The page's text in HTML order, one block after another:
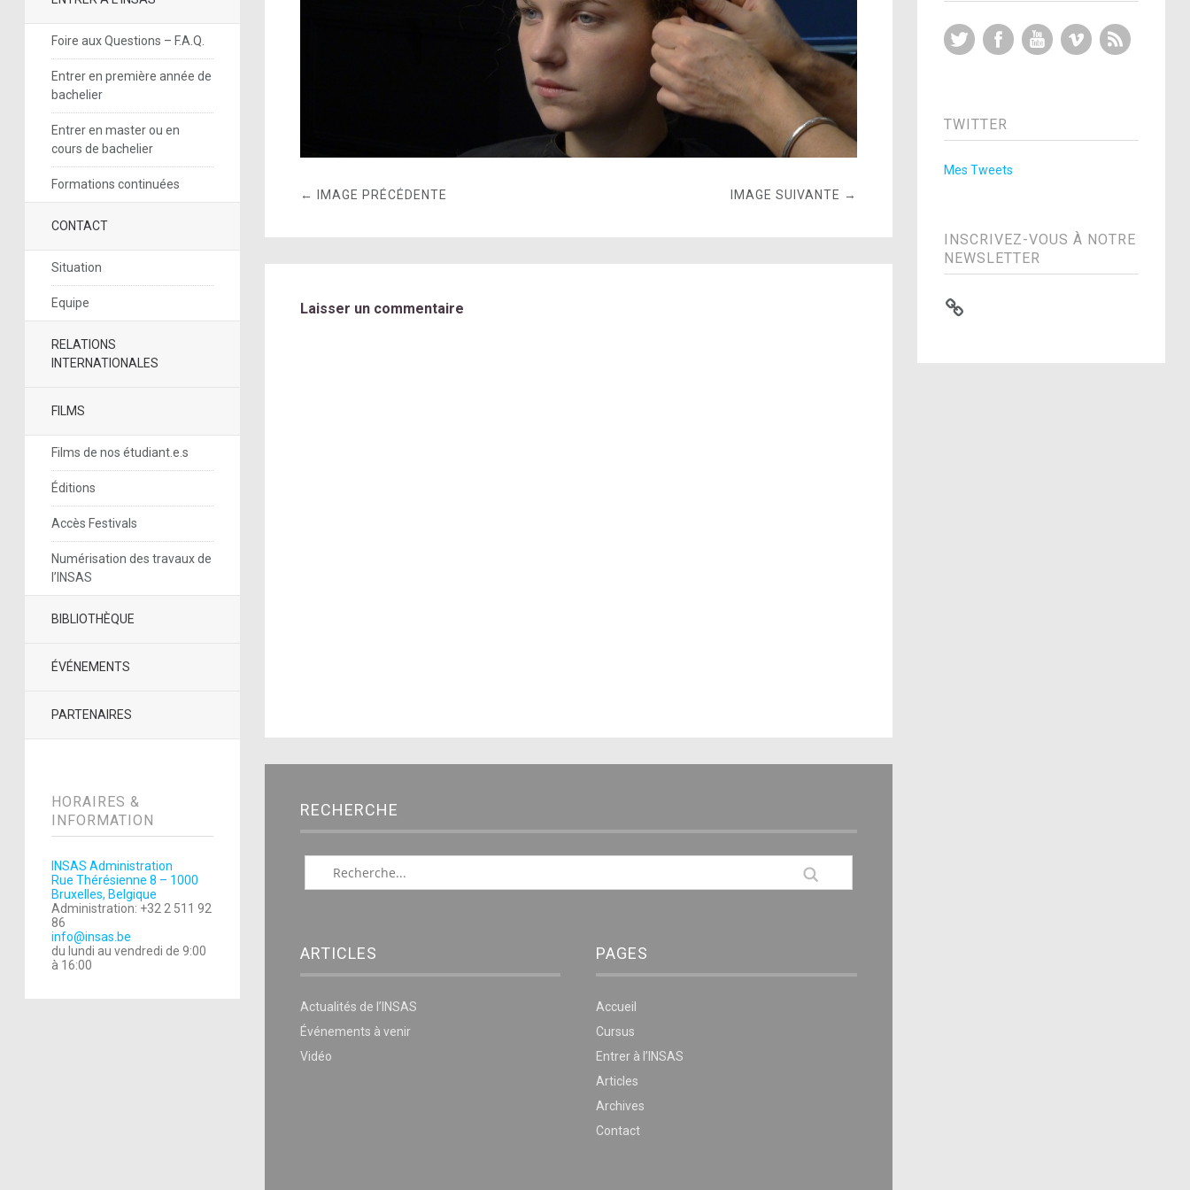
Foire aux Questions – F.A.Q.
Entrer en première année de
bachelier
Entrer en master ou en
cours de bachelier
Formations continuées
CONTACT
Situation
Equipe
RELATIONS
INTERNATIONALES
FILMS
Films de nos étudiant.e.s
Éditions
Accès Festivals
Numérisation des travaux de
l’INSAS
BIBLIOTHÈQUE
ÉVÉNEMENTS
PARTENAIRES
HORAIRES &
INFORMATION
INSAS Administration
Rue Thérésienne 8 – 1000
Bruxelles, Belgique
Administration: +32 2 511 92
86
info@insas.be
du lundi au vendredi de 9:00
à 16:00
← IMAGE PRÉCÉDENTE IMAGE SUIVANTE →
Laisser un commentaire
RECHERCHE
ARTICLES
Actualités de l’INSAS
Événements à venir
Vidéo
PAGES
Accueil
Cursus
Entrer à l’INSAS
Articles
Archives
Contact
Twitter FacebookYouTubeVimeo
TWITTER
Mes Tweets
INSCRIVEZ-VOUS À NOTRE
NEWSLETTER